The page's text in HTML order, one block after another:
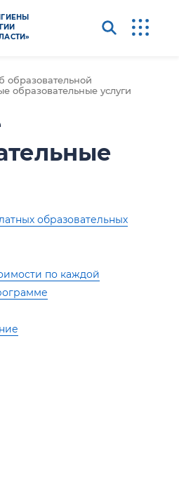
образовательной
образовательные услуги
образовательных
по каждой